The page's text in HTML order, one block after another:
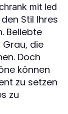
mit led
Stil Ihres
Beliebte
die
Doch
können
zu setzen
zu